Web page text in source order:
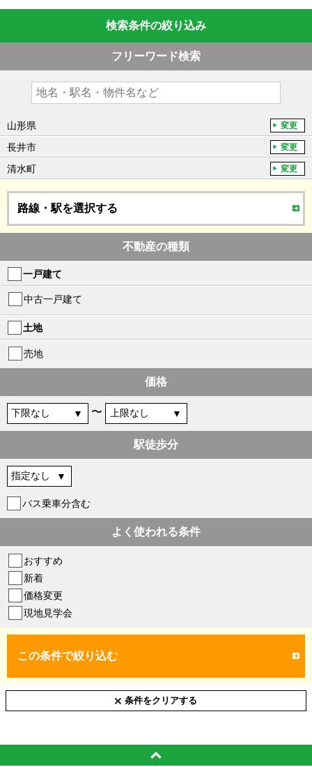
検索条件の絞り込み
フリーワード検索
山形県 変更
長井市 変更
清水町 変更
路線・駅を選択する
不動産の種類
一戸建て
中古一戸建て
土地
売地
価格
〜
駅徒歩分
バス乗車分含む
よく使われる条件
おすすめ
新着
価格変更
現地見学会
この条件で絞り込む
条件をクリアする